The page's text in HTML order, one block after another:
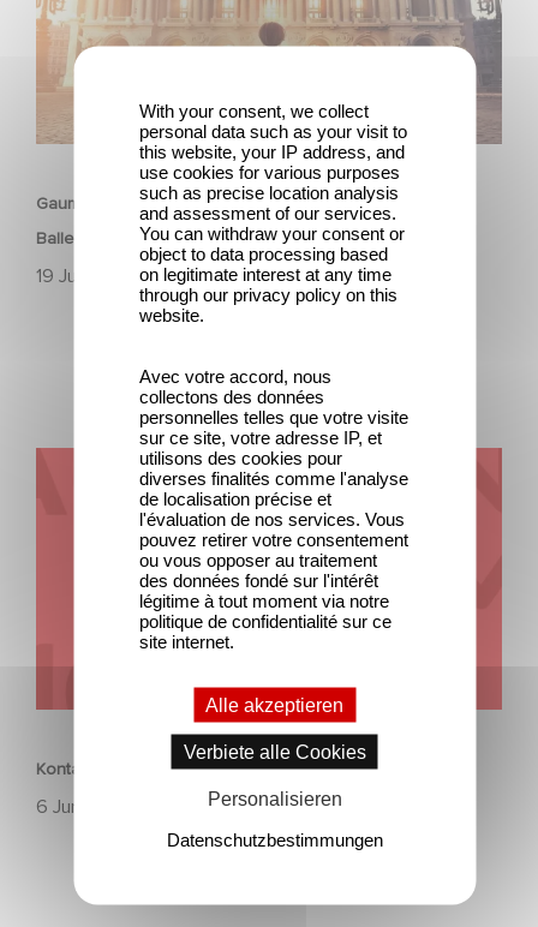
ANIMATION
Gaumont und Good Hero kündigen die Fortsetzung von
Ballerina - Gib deinen Traum niemals auf an
19 Juni 2026
UNTERNEHMERISCH
Kontakt
6 Juni 2026
With your consent, we collect
personal data such as your visit to
this website, your IP address, and
use cookies for various purposes
such as precise location analysis
and assessment of our services.
You can withdraw your consent or
object to data processing based
on legitimate interest at any time
through our privacy policy on this
website.
Avec votre accord, nous
collectons des données
personnelles telles que votre visite
sur ce site, votre adresse IP, et
utilisons des cookies pour
diverses finalités comme l'analyse
de localisation précise et
l'évaluation de nos services. Vous
pouvez retirer votre consentement
ou vous opposer au traitement
des données fondé sur l'intérêt
légitime à tout moment via notre
politique de confidentialité sur ce
site internet.
Alle akzeptieren
Verbiete alle Cookies
Personalisieren
Datenschutzbestimmungen